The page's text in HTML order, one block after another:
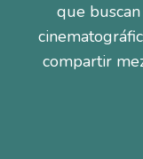
que
compartir